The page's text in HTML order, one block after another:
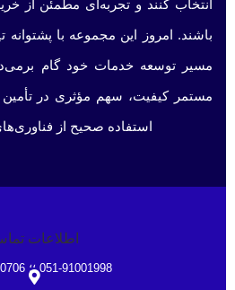
انتخاب کنند و تجربه‌ای مطمئن از
باشند. امروز این مجموعه با
مسیر توسعه خدمات خود گام
مستمر کیفیت، سهم مؤثری در
استفاده صحیح از
اطلاعات
051-91001998 ؛؛ 09332700706